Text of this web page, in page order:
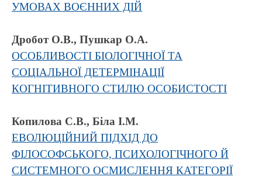
УМОВАХ ВОЄННИХ ДІЙ
Дробот О.В., Пушкар О.А.
ОСОБЛИВОСТІ БІОЛОГІЧНОЇ ТА
СОЦІАЛЬНОЇ ДЕТЕРМІНАЦІЇ
КОГНІТИВНОГО СТИЛЮ ОСОБИСТОСТІ
Копилова С.В., Біла І.М.
ЕВОЛЮЦІЙНИЙ ПІДХІД ДО
ФІЛОСОФСЬКОГО, ПСИХОЛОГІЧНОГО Й
СИСТЕМНОГО ОСМИСЛЕННЯ КАТЕГОРІЇ